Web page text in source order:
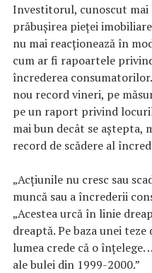
Investitorul, cunoscut mai
prăbușirea pieței
nu mai reacționează în
cum ar fi rapoartele
încrederea
nou record vineri, pe
pe un raport privind
mai bun decât se aștepta,
record de scădere al
„Acțiunile nu cresc sau
muncă sau a încrederii
„Acestea urcă în linie
dreaptă. Pe baza unei
lumea crede că o
ale bulei din 1999-2000.”